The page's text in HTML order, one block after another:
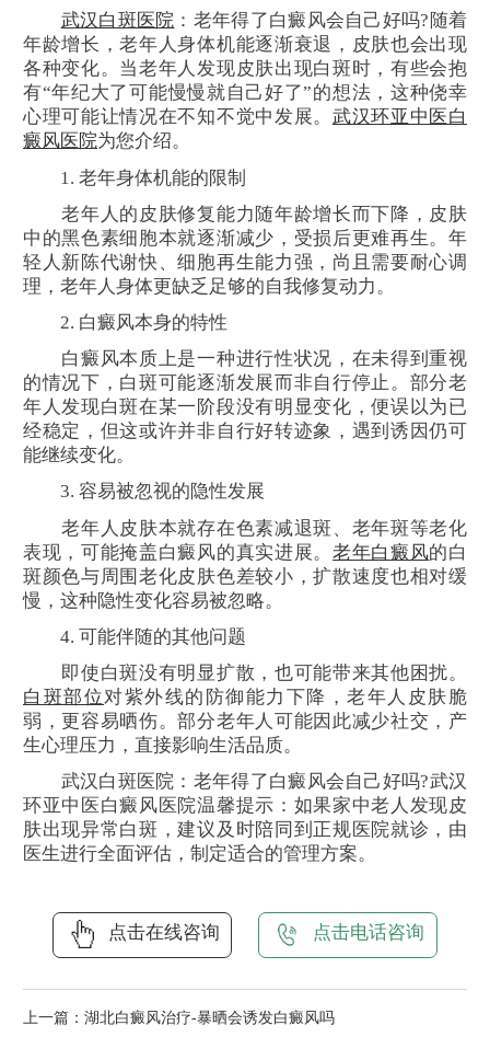
武汉白斑医院 ：老年得了白癜风会自己好吗?随着
年龄增长，老年人身体机能逐渐衰退，皮肤也会出现
各种变化。当老年人发现皮肤出现白斑时，有些会抱
有“年纪大了可能慢慢就自己好了”的想法，这种侥幸
心理可能让情况在不知不觉中发展。 武汉环亚中医白
癜风医院为您介绍。
1. 老年身体机能的限制
老年人的皮肤修复能力随年龄增长而下降，皮肤
中的黑色素细胞本就逐渐减少，受损后更难再生。年
轻人新陈代谢快、细胞再生能力强，尚且需要耐心调
理，老年人身体更缺乏足够的自我修复动力。
2. 白癜风本身的特性
白癜风本质上是一种进行性状况，在未得到重视
的情况下，白斑可能逐渐发展而非自行停止。部分老
年人发现白斑在某一阶段没有明显变化，便误以为已
经稳定，但这或许并非自行好转迹象，遇到诱因仍可
能继续变化。
3. 容易被忽视的隐性发展
老年人皮肤本就存在色素减退斑、老年斑等老化
表现，可能掩盖白癜风的真实进展。 老年白癜风的白
斑颜色与周围老化皮肤色差较小，扩散速度也相对缓
慢，这种隐性变化容易被忽略。
4. 可能伴随的其他问题
即使白斑没有明显扩散，也可能带来其他困扰。
白斑部位对紫外线的防御能力下降，老年人皮肤脆
弱，更容易晒伤。部分老年人可能因此减少社交，产
生心理压力，直接影响生活品质。
武汉白斑医院：老年得了白癜风会自己好吗?武汉
环亚中医白癜风医院温馨提示：如果家中老人发现皮
肤出现异常白斑，建议及时陪同到正规医院就诊，由
医生进行全面评估，制定适合的管理方案。
点击在线咨询 点击电话咨询
上一篇： 湖北白癜风治疗-暴晒会诱发白癜风吗